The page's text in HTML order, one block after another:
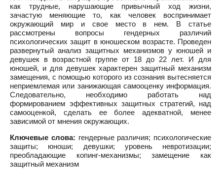
как трудные, нарушающие привычный ход жизни,
зачастую меняющие то, как человек воспринимает
окружающий мир и свое место в нем. В статье
рассмотрены вопросы гендерных различий
психологических защит в юношеском возрасте. Проведен
развернутый анализ защитных механизмов у юношей и
девушек в возрастной группе от 18 до 22 лет. И для
юношей, и для девушек характерен защитный механизм
замещения, с помощью которого из сознания вытесняется
неприемлемая или занижающая самооценку информация.
Следовательно, необходимо работать над
формированием эффективных защитных стратегий, над
самооценкой, сделать ее более адекватной, менее
зависимой от мнения окружающих.
Ключевые слова: гендерные различия; психологические
защиты; юноши; девушки; уровень невротизации;
преобладающие копинг-механизмы; замещение как
защитный механизм